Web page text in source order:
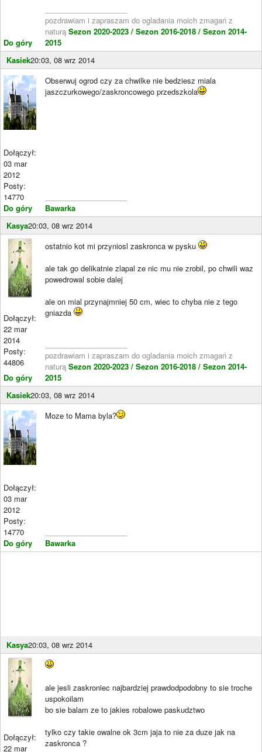
Do góry
pozdrawiam i zapraszam do ogladania moich zmagań z
naturą Sezon 2020-2023 / Sezon 2016-2018 / Sezon 2014-
2015
Kasiek20:03, 08 wrz 2014
Dołączył:
03 mar
2012
Posty:
14770
Do góry
Obserwuj ogrod czy za chwilke nie bedziesz miala
jaszczurkowego/zaskroncowego przedszkola
Bawarka
Kasya20:03, 08 wrz 2014
Dołączył:
22 mar
2014
Posty:
44806
Do góry
ostatnio kot mi przyniosl zaskronca w pysku
ale tak go delikatnie zlapal ze nic mu nie zrobil, po chwili waz
powedrowal sobie dalej
ale on mial przynajmniej 50 cm, wiec to chyba nie z tego
gniazda
pozdrawiam i zapraszam do ogladania moich zmagań z
naturą Sezon 2020-2023 / Sezon 2016-2018 / Sezon 2014-
2015
Kasiek20:03, 08 wrz 2014
Dołączył:
03 mar
2012
Posty:
14770
Do góry
Moze to Mama byla?
Bawarka
Kasya20:03, 08 wrz 2014
Dołączył:
22 mar
ale jesli zaskroniec najbardziej prawdodpodobny to sie troche
uspokoilam
bo sie balam ze to jakies robalowe paskudztwo
tylko czy takie owalne ok 3cm jaja to nie za duze jak na
zaskronca ?